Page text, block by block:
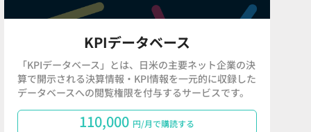
KPIデータベース
「KPIデータベース」とは、日米の主要ネット企業の決
算で開示される決算情報・KPI情報を一元的に収録した
データベースへの閲覧権限を付与するサービスです。
110,000 円/月で購読する